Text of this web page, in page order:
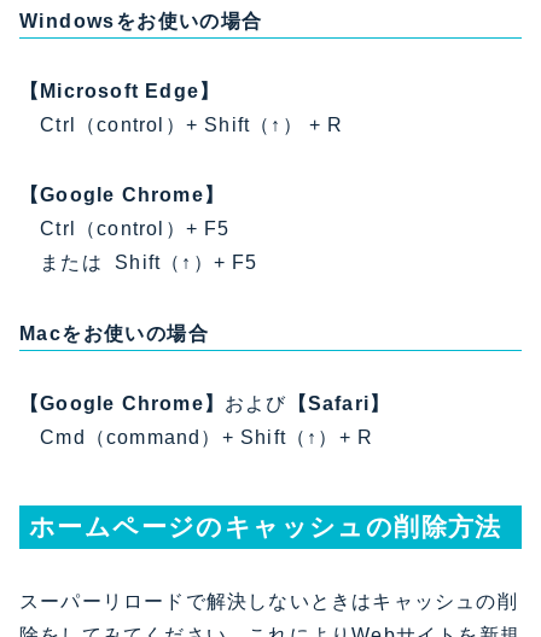
Windowsをお使いの場合
【Microsoft Edge】
Ctrl（control）+ Shift（↑） + R
【Google Chrome】
Ctrl（control）+ F5
または Shift（↑）+ F5
Macをお使いの場合
【Google Chrome】 および 【Safari】
Cmd（command）+ Shift（↑）+ R
ホームページのキャッシュの削除方法
スーパーリロードで解決しないときはキャッシュの削